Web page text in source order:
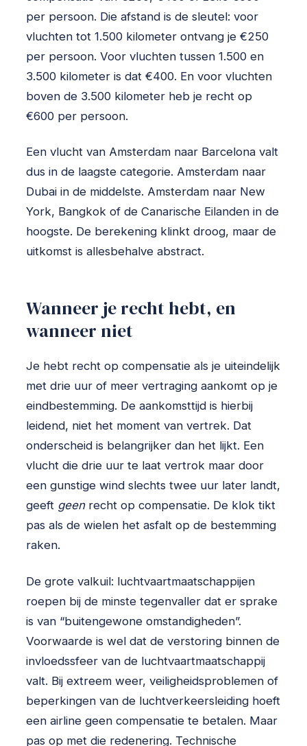
per persoon. Die afstand is de sleutel: voor
vluchten tot 1.500 kilometer ontvang je €250
per persoon. Voor vluchten tussen 1.500 en
3.500 kilometer is dat €400. En voor vluchten
boven de 3.500 kilometer heb je recht op
€600 per persoon.
Een vlucht van Amsterdam naar Barcelona valt
dus in de laagste categorie. Amsterdam naar
Dubai in de middelste. Amsterdam naar New
York, Bangkok of de Canarische Eilanden in de
hoogste. De berekening klinkt droog, maar de
uitkomst is allesbehalve abstract.
Wanneer je recht hebt, en
wanneer niet
Je hebt recht op compensatie als je uiteindelijk
met drie uur of meer vertraging aankomt op je
eindbestemming. De aankomsttijd is hierbij
leidend, niet het moment van vertrek. Dat
onderscheid is belangrijker dan het lijkt. Een
vlucht die drie uur te laat vertrok maar door
een gunstige wind slechts twee uur later landt,
geeft geenrecht op compensatie. De klok tikt
pas als de wielen het asfalt op de bestemming
raken.
De grote valkuil: luchtvaartmaatschappijen
roepen bij de minste tegenvaller dat er sprake
is van “buitengewone omstandigheden”.
Voorwaarde is wel dat de verstoring binnen de
invloedssfeer van de luchtvaartmaatschappij
valt. Bij extreem weer, veiligheidsproblemen of
beperkingen van de luchtverkeersleiding hoeft
een airline geen compensatie te betalen. Maar
pas op met die redenering. Technische